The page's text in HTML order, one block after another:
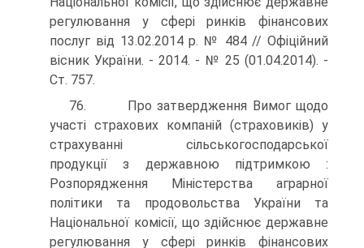
регулювання у сфері ринків фінансових
послуг від 13.02.2014 р. № 484 // Офіційний
вісник України. - 2014. - № 25 (01.04.2014). -
Ст. 757.
76. Про затвердження Вимог щодо
участі страхових компаній (страховиків) у
страхуванні сільськогосподарської
продукції з державною підтримкою :
Розпорядження Міністерства аграрної
політики та продовольства України та
Національної комісії, що здійснює державне
регулювання у сфері ринків фінансових